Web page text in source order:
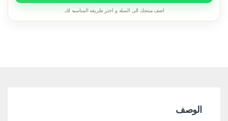
اضف منتجك الى السله و اختر طريقه المناسبه لك.
الوصف